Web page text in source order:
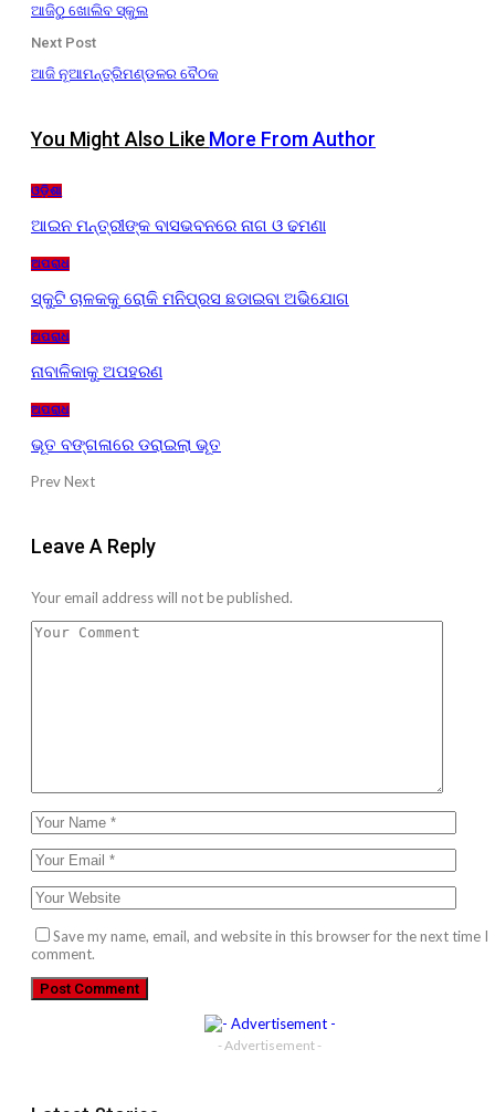
ଆଜିଠୁ ଖୋଲିବ ସ୍କୁଲ
Next Post
ଆଜି ନୂଆମନ୍ତ୍ରିମଣ୍ଡଳର ବୈଠକ
You Might Also Like More From Author
ଓଡ଼ିଶା
ଆଇନ ମନ୍ତ୍ରୀଙ୍କ ବାସଭବନରେ ନାଗ ଓ ଢମଣା
ଅପରାଧ
ସ୍କୁଟି ଚାଳକକୁ ରୋକି ମନିପ୍ରସ ଛଡାଇବା ଅଭିଯୋଗ
ଅପରାଧ
ନାବାଳିକାକୁ ଅପହରଣ
ଅପରାଧ
ଭୂତ ବଙ୍ଗଳାରେ ଡରାଇଲା ଭୂତ
PrevNext
Leave A Reply
Your email address will not be published.
Save my name, email, and website in this browser for the next time I
comment.
- Advertisement -